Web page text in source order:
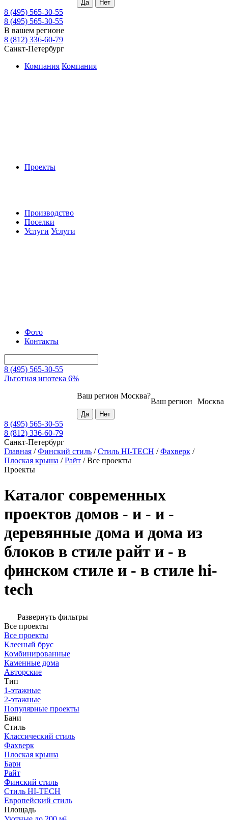
8 (495) 565-30-55
8 (495) 565-30-55
В вашем регионе
8 (812) 336-60-79
Санкт-Петербург
Компания Компания
Проекты
Производство
Поселки
Услуги Услуги
Фото
Контакты
8 (495) 565-30-55
Льготная ипотека 6%
Москва
Ваш регион
Ваш регион Москва?
8 (495) 565-30-55
8 (812) 336-60-79
Санкт-Петербург
Главная /Финский стиль /Стиль HI-TECH /Фахверк /
Плоская крыша /Райт /Все проекты
Проекты
Каталог современных
проектов домов - и - и -
деревянные дома и дома из
блоков в стиле райт и - в
финском стиле и - в стиле hi-
tech
Развернуть фильтры
Все проекты
Все проекты
Клееный брус
Комбинированные
Каменные дома
Авторские
Тип
1-этажные
2-этажные
Популярные проекты
Бани
Стиль
Классический стиль
Фахверк
Плоская крыша
Барн
Райт
Финский стиль
Стиль HI-TECH
Европейский стиль
Площадь